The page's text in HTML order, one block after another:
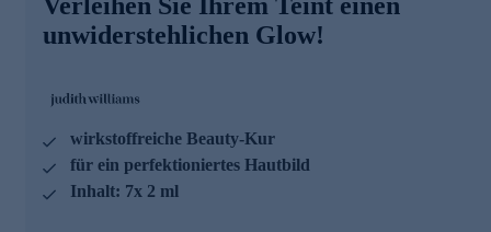
sowie Rötungen mildert.
Kombiniert mit hautberuhigendem Lindenblütenwasser wird
Intensivbehandlung oder für einen pflegenden
Verwöhnmoment zwischendurch.
unwiderstehlichen Glow!
wirkstoffreiche Beauty-Kur
für ein perfektioniertes Hautbild
Inhalt: 7x 2 ml